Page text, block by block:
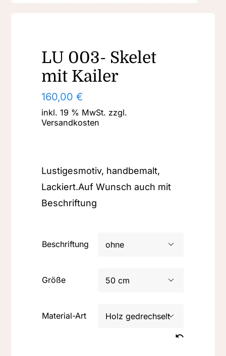
LU 003- Skelet
mit Kailer
160,00€
inkl. 19 % MwSt. zzgl.
Versandkosten
Lustigesmotiv, handbemalt,
Lackiert.Auf Wunsch auch mit
Beschriftung
Beschriftung 
Größe 
Material-Art 